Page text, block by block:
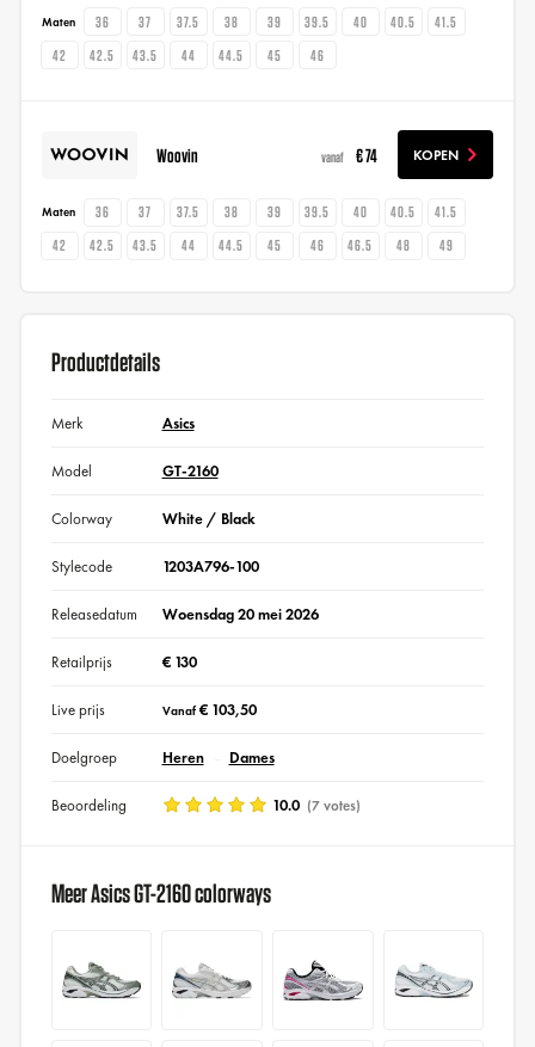
Maten 36 37 37.5 38 39 39.5 40 40.5
41.5
42
42.5 43.5 44 44.5 45 46
Woovin vanaf € 74 KOPEN
Maten 36 37 37.5 38 39 39.5 40 40.5
41.5
42
42.5 43.5 44 44.5 45 46 46.5 48 49
Productdetails
Merk Asics
Model GT-2160
Colorway White / Black
Stylecode 1203A796-100
Releasedatum Woensdag 20 mei 2026
Retailprijs € 130
Live prijs Vanaf€ 103,50
Doelgroep Heren Dames
Beoordeling 10.0 (7 votes)
Meer Asics GT-2160 colorways